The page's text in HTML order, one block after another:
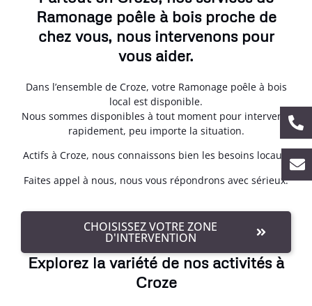
Ramonage poêle à bois proche de
chez vous, nous intervenons pour
vous aider.
Dans l’ensemble de Croze, votre Ramonage poêle à bois
local est disponible.
Nous sommes disponibles à tout moment pour intervenir
rapidement, peu importe la situation.
Actifs à Croze, nous connaissons bien les besoins locaux.
Faites appel à nous, nous vous répondrons avec sérieux.
CHOISISSEZ VOTRE ZONE
D'INTERVENTION
Explorez la variété de nos activités à
Croze